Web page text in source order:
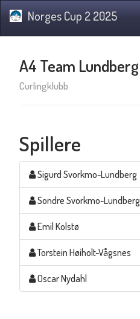
Norges Cup 2 2025
A4 Team Lundberg
Curlingklubb
Spillere
Sigurd Svorkmo-Lundberg
Sondre Svorkmo-Lundberg
Emil Kolstø
Torstein Høiholt-Vågsnes
Oscar Nydahl